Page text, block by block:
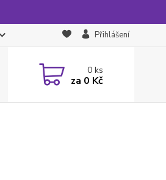
Přihlášení
0ks
za 0 Kč